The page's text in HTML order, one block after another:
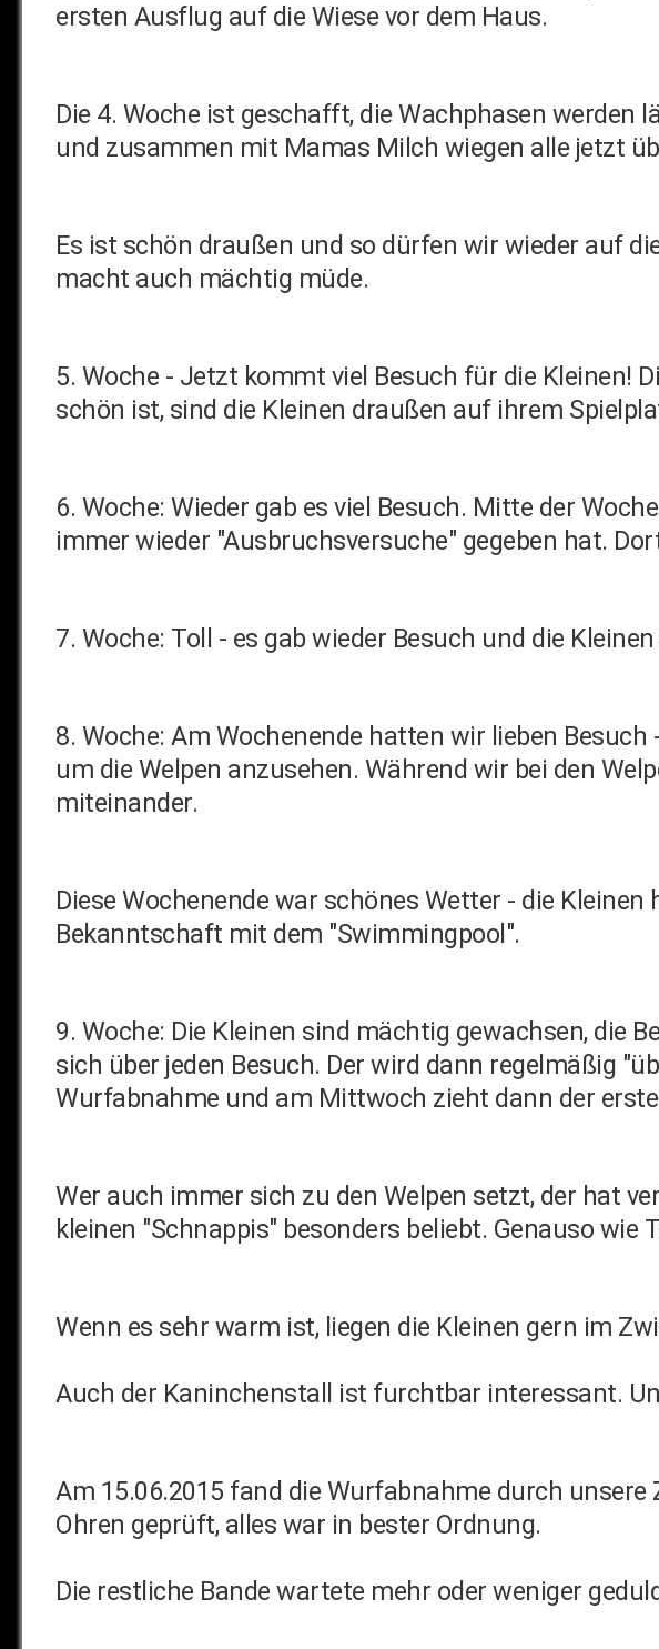
ersten Ausflug auf die Wiese vor dem Haus.
Die 4. Woche ist geschafft, die Wachphasen werden
und zusammen mit Mamas Milch wiegen alle jetzt
Es ist schön draußen und so dürfen wir wieder auf
macht auch mächtig müde.
5. Woche - Jetzt kommt viel Besuch für die Kleinen!
schön ist, sind die Kleinen draußen auf ihrem
6. Woche: Wieder gab es viel Besuch. Mitte der
immer wieder "Ausbruchsversuche" gegeben hat.
7. Woche: Toll - es gab wieder Besuch und die
8. Woche: Am Wochenende hatten wir lieben
um die Welpen anzusehen. Während wir bei den
miteinander.
Diese Wochenende war schönes Wetter - die
Bekanntschaft mit dem "Swimmingpool".
9. Woche: Die Kleinen sind mächtig gewachsen, die
sich über jeden Besuch. Der wird dann regelmäßig
Wurfabnahme und am Mittwoch zieht dann der erste
Wer auch immer sich zu den Welpen setzt, der hat
kleinen "Schnappis" besonders beliebt. Genauso
Wenn es sehr warm ist, liegen die Kleinen gern im
Auch der Kaninchenstall ist furchtbar interessant.
Am 15.06.2015 fand die Wurfabnahme durch
Ohren geprüft, alles war in bester Ordnung.
Die restliche Bande wartete mehr oder weniger